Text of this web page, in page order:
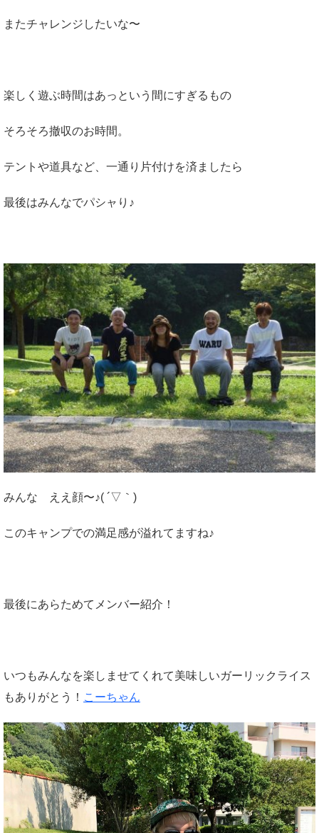
またチャレンジしたいな〜
楽しく遊ぶ時間はあっという間にすぎるもの
そろそろ撤収のお時間。
テントや道具など、一通り片付けを済ましたら
最後はみんなでパシャり♪
みんな ええ顔〜♪( ´▽｀)
このキャンプでの満足感が溢れてますね♪
最後にあらためてメンバー紹介！
いつもみんなを楽しませてくれて美味しいガーリックライス
もありがとう！ こーちゃん